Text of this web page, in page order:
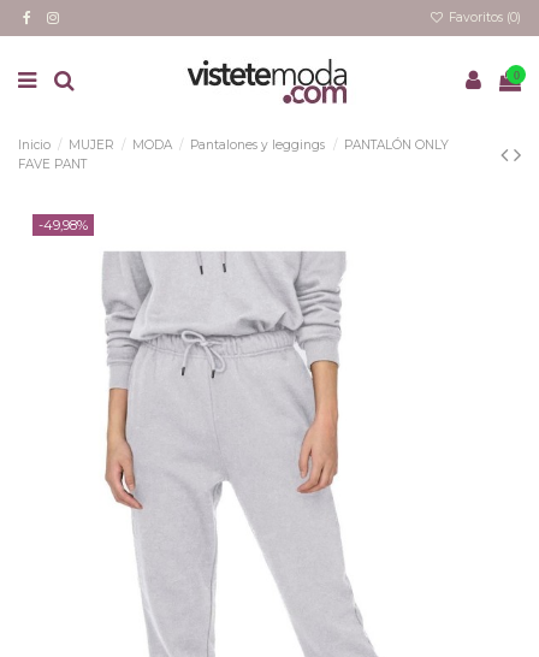
Favoritos (0)
0
Inicio MUJER MODA Pantalones y leggings
PANTALÓN ONLY
FAVE PANT
-49,98%